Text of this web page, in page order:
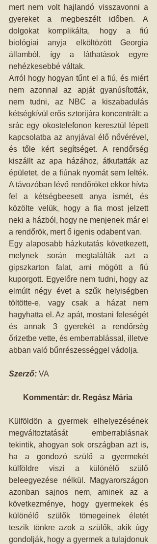
mert nem volt hajlandó visszavonni a
gyereket a megbeszélt időben. A
dolgokat komplikálta, hogy a fiú
biológiai anyja elköltözött Georgia
államból, így a láthatások egyre
nehézkesebbé váltak.
Arról hogy hogyan tűnt el a fiú, és miért
nem azonnal az apját gyanúsították,
nem tudni, az NBC a kiszabadulás
kétségkívül erős sztorijára koncentrált: a
srác egy okostelefonon keresztül lépett
kapcsolatba az anyjával élő nővérével,
és tőle kért segítséget. A rendőrség
kiszállt az apa házához, átkutatták az
épületet, de a fiúnak nyomát sem lelték.
A távozóban lévő rendőröket ekkor hívta
fel a kétségbeesett anya ismét, és
közölte velük, hogy a fia most jelzett
neki a házból, hogy ne menjenek már el
a rendőrök, mert ő igenis odabent van.
Egy alaposabb házkutatás következett,
melynek során megtalálták azt a
gipszkarton falat, ami mögött a fiú
kuporgott. Egyelőre nem tudni, hogy az
elmúlt négy évet a szűk helyiségben
töltötte-e, vagy csak a házat nem
hagyhatta el. Az apát, mostani feleségét
és annak 3 gyerekét a rendőrség
őrizetbe vette, és emberrablással, illetve
abban való bűnrészességgel vádolja.
Szerző: VA
Kommentár: dr. Regász Mária
Külföldön a gyermek elhelyezésének
megváltoztatását emberrablásnak
tekintik, ahogyan sok országban azt is,
ha a gondozó szülő a gyermekét
külföldre viszi a különélő szülő
beleegyezése nélkül. Magyarországon
azonban sajnos nem, aminek az a
következménye, hogy gyermekek és
különélő szülők tömegeinek életét
teszik tönkre azok a szülők, akik úgy
gondolják, hogy a gyermek a tulajdonuk